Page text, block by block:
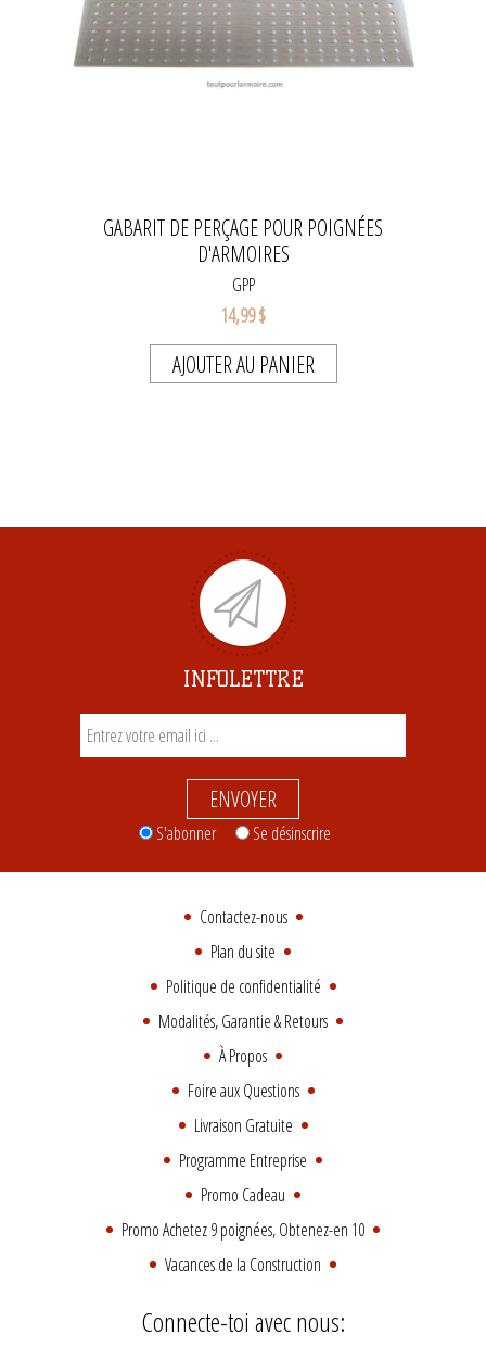
GABARIT DE PERÇAGE POUR POIGNÉES
D'ARMOIRES
GPP
14,99 $
AJOUTER AU PANIER
INFOLETTRE
ENVOYER
S'abonner Se désinscrire
Contactez-nous
Plan du site
Politique de confidentialité
Modalités, Garantie & Retours
À Propos
Foire aux Questions
Livraison Gratuite
Programme Entreprise
Promo Cadeau
Promo Achetez 9 poignées, Obtenez-en 10
Vacances de la Construction
Connecte-toi avec nous: